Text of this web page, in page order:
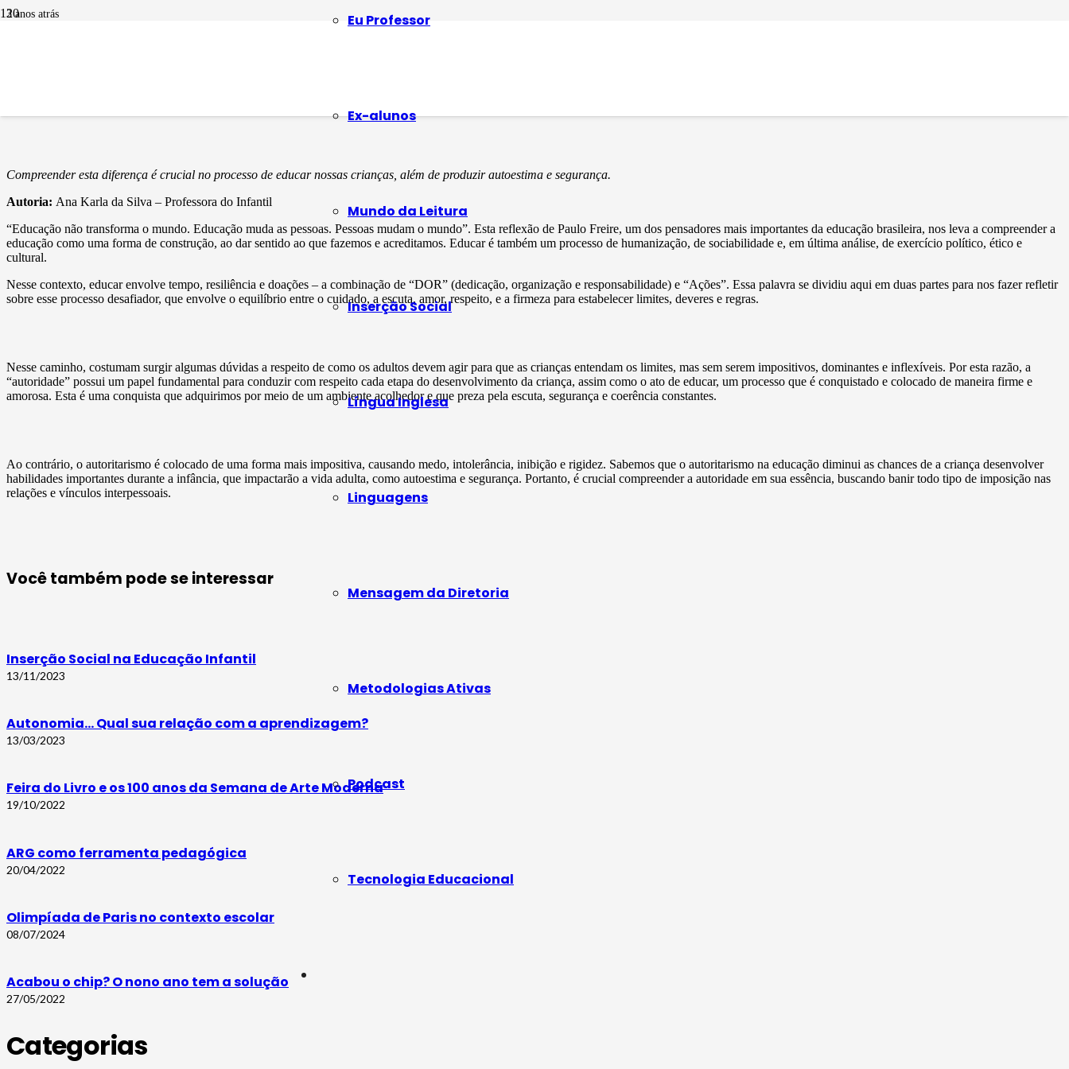
Eu Professor
Ex-alunos
Mundo da Leitura
Inserção Social
Língua Inglesa
Linguagens
Mensagem da Diretoria
Metodologias Ativas
Podcast
Tecnologia Educacional
3 anos atrás
Compreender esta diferença é crucial no processo de educar nossas crianças, além de produzir autoestima e segurança.
Autoria: Ana Karla da Silva – Professora do Infantil
“Educação não transforma o mundo. Educação muda as pessoas. Pessoas mudam o mundo”. Esta reflexão de Paulo Freire, um dos pensadores mais importantes da educação brasileira, nos leva a compreender a
educação como uma forma de construção, ao dar sentido ao que fazemos e acreditamos. Educar é também um processo de humanização, de sociabilidade e, em última análise, de exercício político, ético e
cultural.
Nesse contexto, educar envolve tempo, resiliência e doações – a combinação de “DOR” (dedicação, organização e responsabilidade) e “Ações”. Essa palavra se dividiu aqui em duas partes para nos fazer refletir
sobre esse processo desafiador, que envolve o equilíbrio entre o cuidado, a escuta, amor, respeito, e a firmeza para estabelecer limites, deveres e regras.
Nesse caminho, costumam surgir algumas dúvidas a respeito de como os adultos devem agir para que as crianças entendam os limites, mas sem serem impositivos, dominantes e inflexíveis. Por esta razão, a
“autoridade” possui um papel fundamental para conduzir com respeito cada etapa do desenvolvimento da criança, assim como o ato de educar, um processo que é conquistado e colocado de maneira firme e
amorosa. Esta é uma conquista que adquirimos por meio de um ambiente acolhedor e que preza pela escuta, segurança e coerência constantes.
Ao contrário, o autoritarismo é colocado de uma forma mais impositiva, causando medo, intolerância, inibição e rigidez. Sabemos que o autoritarismo na educação diminui as chances de a criança desenvolver
habilidades importantes durante a infância, que impactarão a vida adulta, como autoestima e segurança. Portanto, é crucial compreender a autoridade em sua essência, buscando banir todo tipo de imposição nas
relações e vínculos interpessoais.
Você também pode se interessar
Inserção Social na Educação Infantil
13/11/2023
Autonomia… Qual sua relação com a aprendizagem?
13/03/2023
Feira do Livro e os 100 anos da Semana de Arte Moderna
19/10/2022
ARG como ferramenta pedagógica
20/04/2022
Olimpíada de Paris no contexto escolar
08/07/2024
Acabou o chip? O nono ano tem a solução
27/05/2022
Categorias